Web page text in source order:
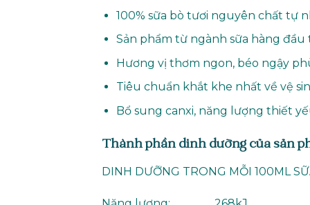
100% sữa bò tươi nguyên chất tự
Sản phẩm từ ngành sữa hàng đầu
Hương vị thơm ngon, béo ngậy
Tiêu chuẩn khắt khe nhất về vệ
Bổ sung canxi, năng lượng thiết
Thành phần dinh dưỡng của sản
DINH DƯỠNG TRONG MỖI 100ML